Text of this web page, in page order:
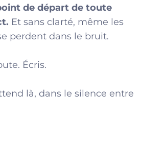
de départ de toute
Et sans clarté, même les
perdent dans le bruit.
Écris.
là, dans le silence entre